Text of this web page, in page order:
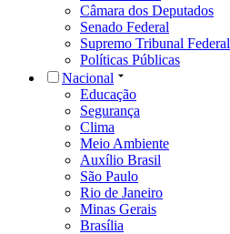
Câmara dos Deputados
Senado Federal
Supremo Tribunal Federal
Políticas Públicas
Nacional
Educação
Segurança
Clima
Meio Ambiente
Auxílio Brasil
São Paulo
Rio de Janeiro
Minas Gerais
Brasília